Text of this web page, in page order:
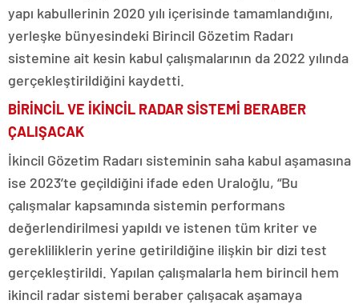
yapı kabullerinin 2020 yılı içerisinde tamamlandığını,
yerleşke bünyesindeki Birincil Gözetim Radarı
sistemine ait kesin kabul çalışmalarının da 2022 yılında
gerçekleştirildiğini kaydetti.
BİRİNCİL VE İKİNCİL RADAR SİSTEMİ BERABER
ÇALIŞACAK
İkincil Gözetim Radarı sisteminin saha kabul aşamasına
ise 2023’te geçildiğini ifade eden Uraloğlu, “Bu
çalışmalar kapsamında sistemin performans
değerlendirilmesi yapıldı ve istenen tüm kriter ve
gerekliliklerin yerine getirildiğine ilişkin bir dizi test
gerçekleştirildi. Yapılan çalışmalarla hem birincil hem
ikincil radar sistemi beraber çalışacak aşamaya